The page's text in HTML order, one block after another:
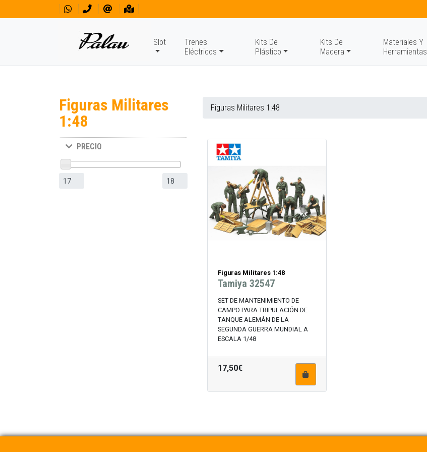
Slot
Trenes
Eléctricos
Kits De
Plástico
Kits De
Madera
Materiales Y
Herramientas
Figuras Militares
1:48
PRECIO
Figuras Militares 1:48
Figuras Militares 1:48
Tamiya 32547
SET DE MANTENIMIENTO DE
CAMPO PARA TRIPULACIÓN DE
TANQUE ALEMÁN DE LA
SEGUNDA GUERRA MUNDIAL A
ESCALA 1/48
17,50€